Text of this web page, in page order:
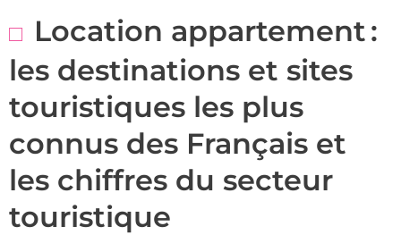
Location appartement :
les destinations et sites
touristiques les plus
connus des Français et
les chiffres du secteur
touristique